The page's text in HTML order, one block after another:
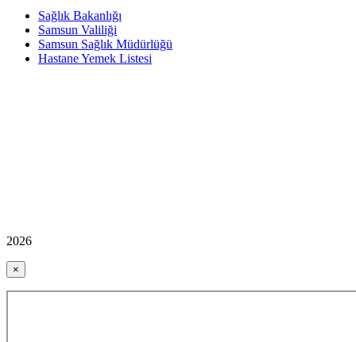
Sağlık Bakanlığı
Samsun Valiliği
Samsun Sağlık Müdürlüğü
Hastane Yemek Listesi
2026
×